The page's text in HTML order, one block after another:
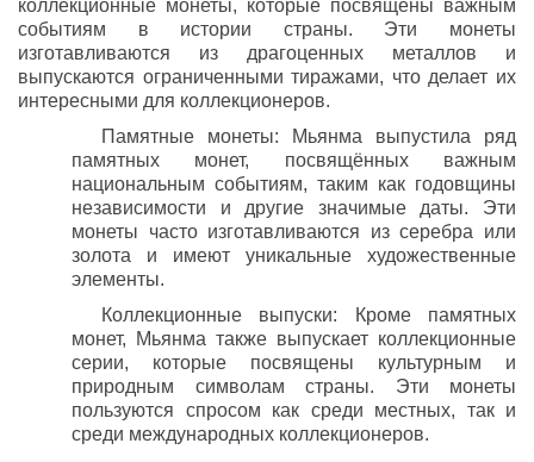
коллекционные монеты, которые посвящены важным
событиям в истории страны. Эти монеты
изготавливаются из драгоценных металлов и
выпускаются ограниченными тиражами, что делает их
интересными для коллекционеров.
Памятные монеты: Мьянма выпустила ряд
памятных монет, посвящённых важным
национальным событиям, таким как годовщины
независимости и другие значимые даты. Эти
монеты часто изготавливаются из серебра или
золота и имеют уникальные художественные
элементы.
Коллекционные выпуски: Кроме памятных
монет, Мьянма также выпускает коллекционные
серии, которые посвящены культурным и
природным символам страны. Эти монеты
пользуются спросом как среди местных, так и
среди международных коллекционеров.